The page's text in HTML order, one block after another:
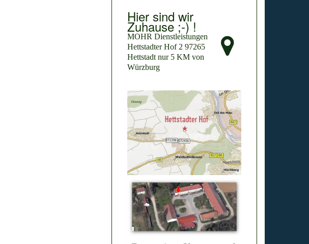
Hier sind wir
Zuhause ;-) !
MOHR Dienstleistungen
Hettstadter Hof 2 97265
Hettstadt nur 5 KM von
Würzburg